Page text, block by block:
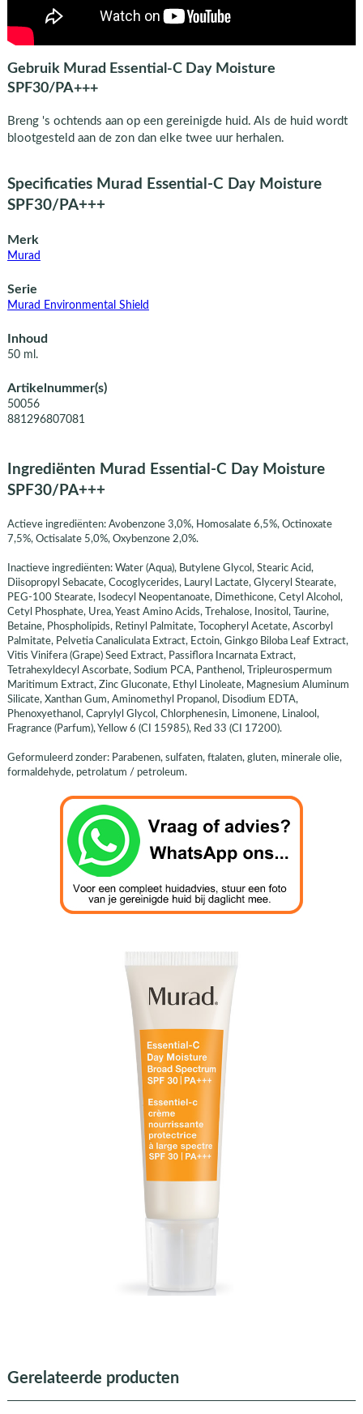
Gebruik Murad Essential-C Day Moisture
SPF30/PA+++
Breng 's ochtends aan op een gereinigde huid. Als de huid wordt
blootgesteld aan de zon dan elke twee uur herhalen.
Specificaties Murad Essential-C Day Moisture
SPF30/PA+++
Merk
Murad
Serie
Murad Environmental Shield
Inhoud
50 ml.
Artikelnummer(s)
50056
881296807081
Ingrediënten Murad Essential-C Day Moisture
SPF30/PA+++
Actieve ingrediënten: Avobenzone 3,0%, Homosalate 6,5%, Octinoxate
7,5%, Octisalate 5,0%, Oxybenzone 2,0%.
Inactieve ingrediënten: Water (Aqua), Butylene Glycol, Stearic Acid,
Diisopropyl Sebacate, Cocoglycerides, Lauryl Lactate, Glyceryl Stearate,
PEG-100 Stearate, Isodecyl Neopentanoate, Dimethicone, Cetyl Alcohol,
Cetyl Phosphate, Urea, Yeast Amino Acids, Trehalose, Inositol, Taurine,
Betaine, Phospholipids, Retinyl Palmitate, Tocopheryl Acetate, Ascorbyl
Palmitate, Pelvetia Canaliculata Extract, Ectoin, Ginkgo Biloba Leaf Extract,
Vitis Vinifera (Grape) Seed Extract, Passiflora Incarnata Extract,
Tetrahexyldecyl Ascorbate, Sodium PCA, Panthenol, Tripleurospermum
Maritimum Extract, Zinc Gluconate, Ethyl Linoleate, Magnesium Aluminum
Silicate, Xanthan Gum, Aminomethyl Propanol, Disodium EDTA,
Phenoxyethanol, Caprylyl Glycol, Chlorphenesin, Limonene, Linalool,
Fragrance (Parfum), Yellow 6 (CI 15985), Red 33 (CI 17200).
Geformuleerd zonder: Parabenen, sulfaten, ftalaten, gluten, minerale olie,
formaldehyde, petrolatum / petroleum.
Gerelateerde producten